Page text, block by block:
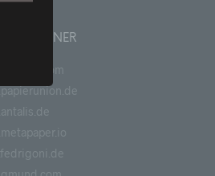
PARTNER
wie